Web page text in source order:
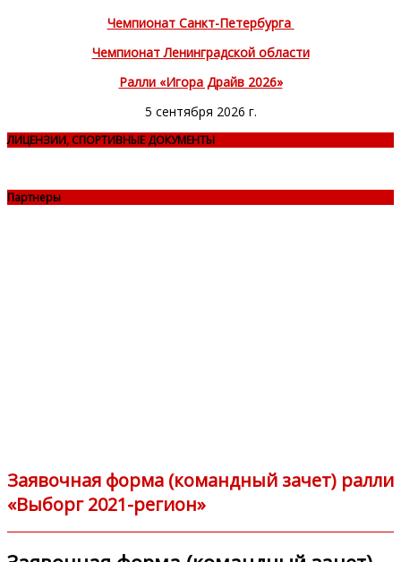
Чемпионат Санкт-Петербурга
Чемпионат Ленинградской области
Ралли «Игора Драйв 2026»
5 сентября 2026 г.
ЛИЦЕНЗИИ, СПОРТИВНЫЕ ДОКУМЕНТЫ
Партнеры
Заявочная форма (командный зачет) ралли
«Выборг 2021-регион»